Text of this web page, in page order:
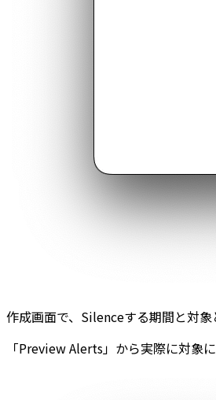
作成画面で、Silenceする期間と対
「Preview Alerts」から実際に対象